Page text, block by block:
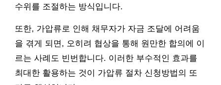
수위를 조절하는 방식입니다.
또한, 가압류로 인해 채무자가 자금 조달에 어려움
을 겪게 되면, 오히려 협상을 통해 원만한 합의에 이
르는 사례도 빈번합니다. 이러한 부수적인 효과를
최대한 활용하는 것이 가압류 절차 신청방법의 또